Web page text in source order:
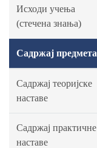
Исходи учења
(стечена знања)
Садржај предмета
Садржај теоријске
наставе
Садржај практичне
наставе